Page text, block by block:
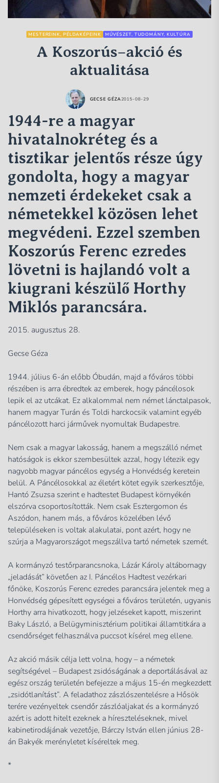
MESTEREINK, PÉLDAKÉPEINK MŰVÉSZET, TUDOMÁNY, KULTÚRA
A Koszorús–akció és
aktualitása
GECSE GÉZA2015-08-29
1944-re a magyar
hivatalnokréteg és a
tisztikar jelentős része úgy
gondolta, hogy a magyar
nemzeti érdekeket csak a
németekkel közösen lehet
megvédeni. Ezzel szemben
Koszorús Ferenc ezredes
lövetni is hajlandó volt a
kiugrani készülő Horthy
Miklós parancsára.
2015. augusztus 28.
Gecse Géza
1944. július 6-án előbb Óbudán, majd a főváros többi
részében is arra ébredtek az emberek, hogy páncélosok
lepik el az utcákat. Ez alkalommal nem német lánctalpasok,
hanem magyar Turán és Toldi harckocsik valamint egyéb
páncélozott harci járművek nyomultak Budapestre.
Nem csak a magyar lakosság, hanem a megszálló német
hatóságok is ekkor szembesültek azzal, hogy létezik egy
nagyobb magyar páncélos egység a Honvédség keretein
belül. A Páncélosokkal az életértkötet egyik szerkesztője,
Hantó Zsuzsa szerint e hadtestet Budapest környékén
elszórva csoportosították. Nem csak Esztergomon és
Aszódon, hanem más, a főváros közelében lévő
településeken is voltak alakulatai, pont azért, hogy ne
szúrja a Magyarországot megszállva tartó németek szemét.
A kormányzó testőrparancsnoka, Lázár Károly altábornagy
„jeladását” követően az I. Páncélos Hadtest vezérkari
főnöke, Koszorús Ferenc ezredes parancsára jelentek meg a
Honvédség gépesített egységei a főváros területén, ugyanis
Horthy arra hivatkozott, hogy jelzéseket kapott, miszerint
Baky László, a Belügyminisztérium politikai államtitkára a
csendőrséget felhasználva puccsot kísérel meg ellene.
Az akció másik célja lett volna, hogy – a németek
segítségével – Budapest zsidóságának a deportálásával az
egész ország területén befejezze a május 15-én megkezdett
„zsidótlanítást”. A feladathoz zászlószentelésre a Hősök
terére vezényeltek csendőr zászlóaljakat és a kormányzó
azért is adott hitelt ezeknek a híreszteléseknek, mivel
kabinetirodájának vezetője, Bárczy István ellen június 28-
án Bakyék merényletet kíséreltek meg.
*